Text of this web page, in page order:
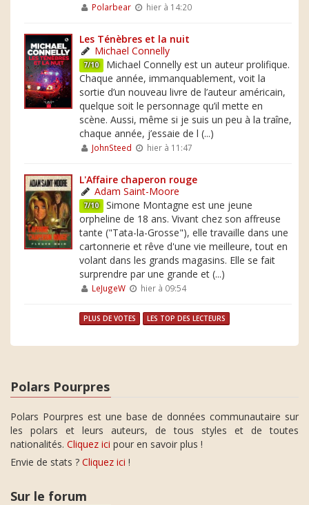
Polarbear hier à 14:20
Les Ténèbres et la nuit
Michael Connelly
7/10 Michael Connelly est un auteur prolifique.
Chaque année, immanquablement, voit la
sortie d’un nouveau livre de l’auteur américain,
quelque soit le personnage qu’il mette en
scène. Aussi, même si je suis un peu à la traîne,
chaque année, j’essaie de l (...)
JohnSteed hier à 11:47
L'Affaire chaperon rouge
Adam Saint-Moore
7/10 Simone Montagne est une jeune
orpheline de 18 ans. Vivant chez son affreuse
tante ("Tata-la-Grosse"), elle travaille dans une
cartonnerie et rêve d'une vie meilleure, tout en
volant dans les grands magasins. Elle se fait
surprendre par une grande et (...)
LeJugeW hier à 09:54
PLUS DE VOTES LES TOP DES LECTEURS
Polars Pourpres
Polars Pourpres est une base de données communautaire sur
les polars et leurs auteurs, de tous styles et de toutes
nationalités. Cliquez ici pour en savoir plus !
Envie de stats ? Cliquez ici !
Sur le forum